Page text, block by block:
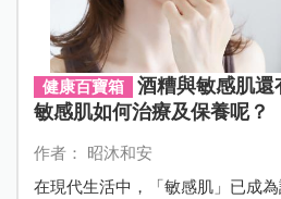
健康百寶箱
酒糟與敏感肌還
敏感肌如何治療及保養呢？
作者： 昭沐和安
在現代生活中，「敏感肌」已成